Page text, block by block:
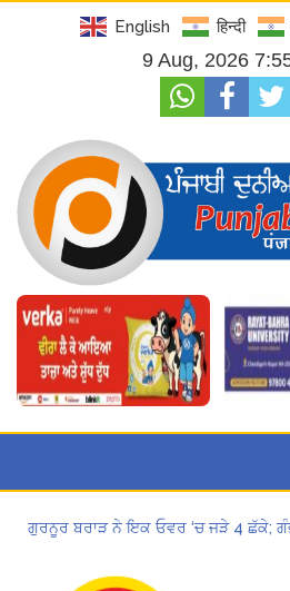
English हिन्दी
9 Aug, 2026
ਗੁਰਨੂਰ ਬਰਾੜ ਨੇ ਇਕ ਓਵਰ ‘ਚ ਜੜੇ 4 ਛੱਕੇ;
Hukamnama Sri Darbar Sahib,